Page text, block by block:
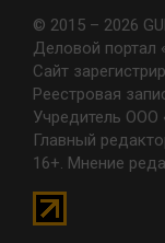
© 2015 – 2026
Деловой портал
Сайт
Реестровая
Учредитель
Главный
16+. Мнение